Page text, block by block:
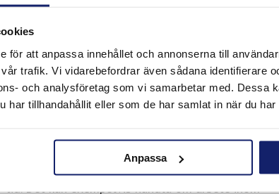
för att anpassa innehållet och annonserna till
trafik. Vi vidarebefordrar även sådana identifierare
och analysföretag som vi samarbetar med. Dessa
har tillhandahållit eller som de har samlat in när du
Anpassa
typer av industriella och tekniska applikationer,
och konstruktioner utsätts för höga
Det kan exempelvis handla om arbete inom